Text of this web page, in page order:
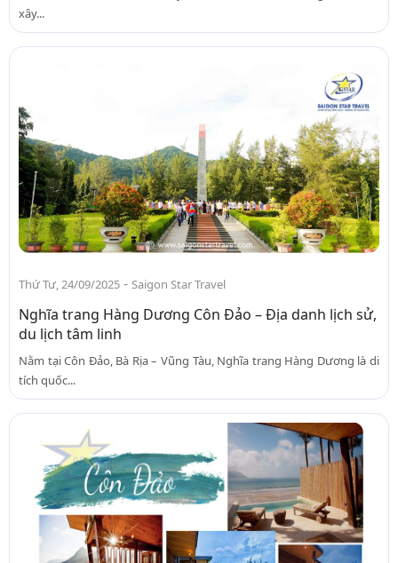
xây...
Thứ Tư, 24/09/2025 - Saigon Star Travel
Nghĩa trang Hàng Dương Côn Đảo – Địa danh lịch sử,
du lịch tâm linh
Nằm tại Côn Đảo, Bà Rịa – Vũng Tàu, Nghĩa trang Hàng Dương là di
tích quốc...